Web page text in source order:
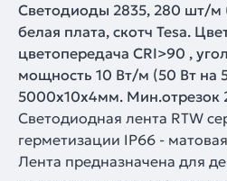
Светодиоды 2835, 280 шт/м
белая плата, скотч Tesa.
цветопередача CRI>90 ,
мощность 10 Вт/м (50 Вт на
5000x10x4мм. Мин.отрезок
Светодиодная лента RTW
герметизации IP66 -
Лента предназначена для